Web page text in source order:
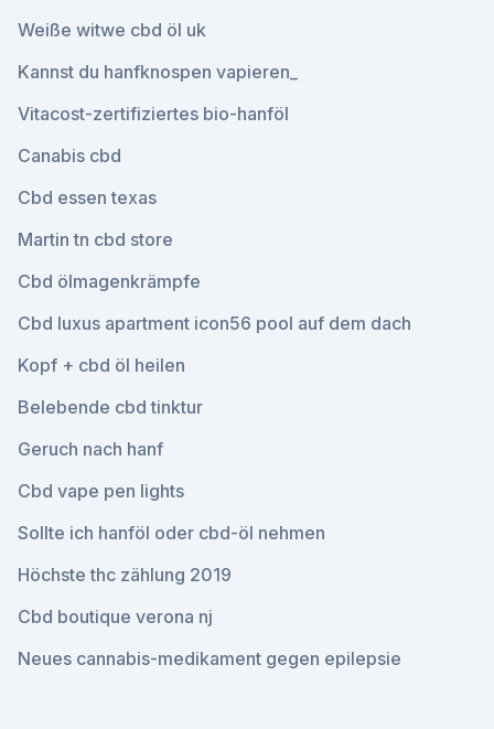
Weiße witwe cbd öl uk
Kannst du hanfknospen vapieren_
Vitacost-zertifiziertes bio-hanföl
Canabis cbd
Cbd essen texas
Martin tn cbd store
Cbd ölmagenkrämpfe
Cbd luxus apartment icon56 pool auf dem dach
Kopf + cbd öl heilen
Belebende cbd tinktur
Geruch nach hanf
Cbd vape pen lights
Sollte ich hanföl oder cbd-öl nehmen
Höchste thc zählung 2019
Cbd boutique verona nj
Neues cannabis-medikament gegen epilepsie